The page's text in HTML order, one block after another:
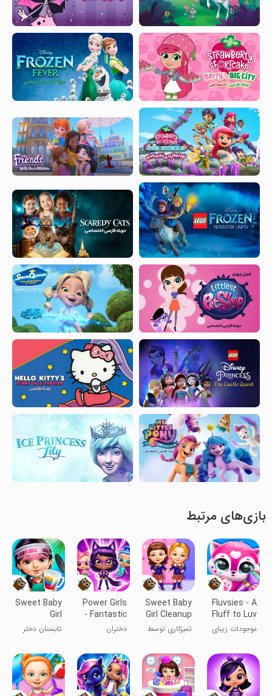
بازی‌های مرتبط
Fluvsies - A
Fluff to Luv
موجودات زیبای
Sweet Baby
Girl Cleanup
6
تمیزکاری توسط
دوست‌داشتنی
۶
Power Girls
- Fantastic
Heroes
دختران
Sweet Baby
Girl
Summer
Fun 2
تابستان دختر